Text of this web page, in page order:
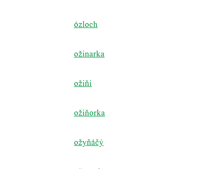
ózloch
ožinarka
ožiňi
ožiňorka
ožyňáčý